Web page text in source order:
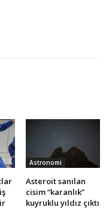
Astronomi
Asteroit sanılan
cisim “karanlık”
kuyruklu yıldız çıktı